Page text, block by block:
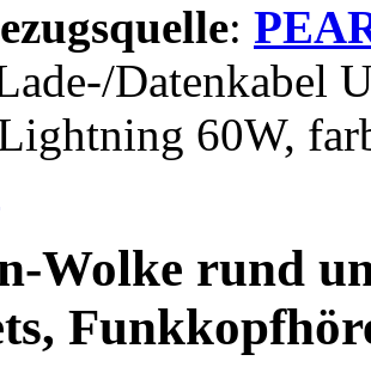
:
Datenkabel
60W,
Wolke rund